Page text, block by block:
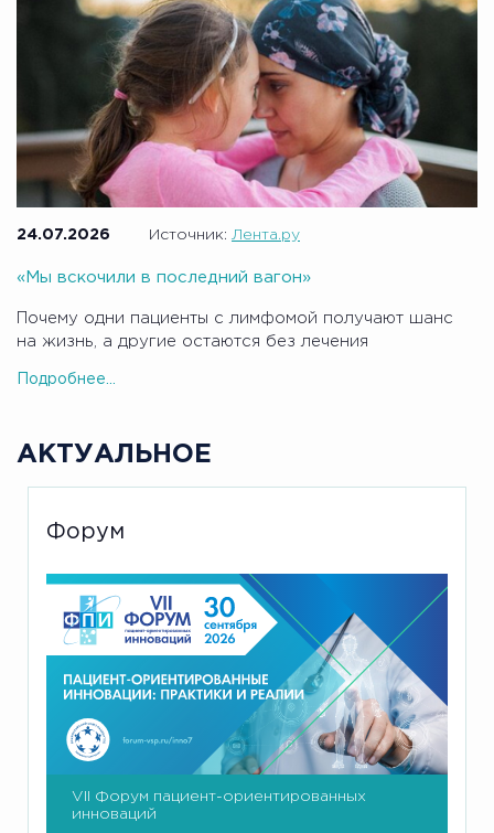
24.07.2026 Источник: Лента.ру
«Мы вскочили в последний вагон»
Почему одни пациенты с лимфомой получают шанс
на жизнь, а другие остаются без лечения
Подробнее...
АКТУАЛЬНОЕ
Форум
VII Форум пациент-ориентированных
инноваций